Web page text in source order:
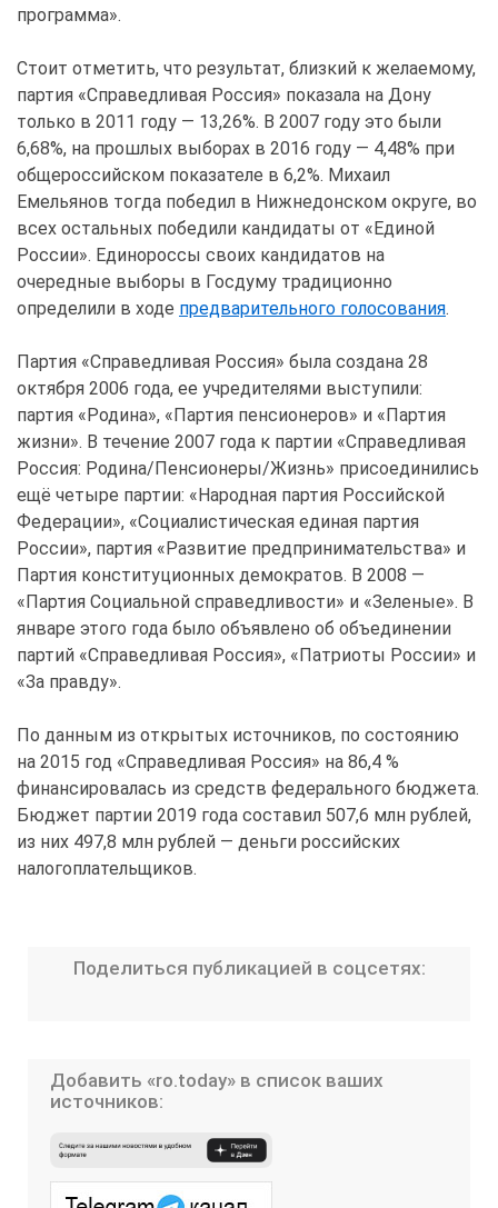
программа».
Стоит отметить, что результат, близкий к желаемому,
партия «Справедливая Россия» показала на Дону
только в 2011 году — 13,26%. В 2007 году это были
6,68%, на прошлых выборах в 2016 году — 4,48% при
общероссийском показателе в 6,2%. Михаил
Емельянов тогда победил в Нижнедонском округе, во
всех остальных победили кандидаты от «Единой
России». Единороссы своих кандидатов на
очередные выборы в Госдуму традиционно
определили в ходе предварительного голосования.
Партия «Справедливая Россия» была создана 28
октября 2006 года, ее учредителями выступили:
партия «Родина», «Партия пенсионеров» и «Партия
жизни». В течение 2007 года к партии «Справедливая
Россия: Родина/Пенсионеры/Жизнь» присоединились
ещё четыре партии: «Народная партия Российской
Федерации», «Социалистическая единая партия
России», партия «Развитие предпринимательства» и
Партия конституционных демократов. В 2008 —
«Партия Социальной справедливости» и «Зеленые». В
январе этого года было объявлено об объединении
партий «Справедливая Россия», «Патриоты России» и
«За правду».
По данным из открытых источников, по состоянию
на 2015 год «Справедливая Россия» на 86,4 %
финансировалась из средств федерального бюджета.
Бюджет партии 2019 года составил 507,6 млн рублей,
из них 497,8 млн рублей — деньги российских
налогоплательщиков.
Поделиться публикацией в соцсетях:
Добавить «ro.today» в список ваших
источников: